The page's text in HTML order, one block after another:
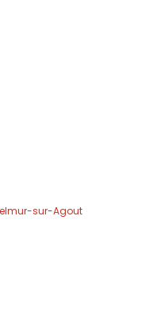
sur-Agout